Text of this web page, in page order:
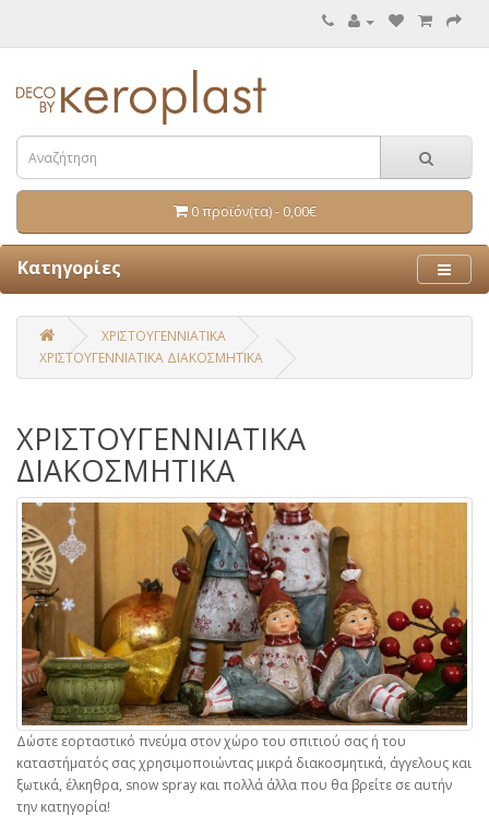
0 προϊόν(τα) - 0,00€
Κατηγορίες
ΧΡΙΣΤΟΥΓΕΝΝΙΑΤΙΚΑ
ΧΡΙΣΤΟΥΓΕΝΝΙΑΤΙΚΑ ΔΙΑΚΟΣΜΗΤΙΚΑ
ΧΡΙΣΤΟΥΓΕΝΝΙΑΤΙΚΑ
ΔΙΑΚΟΣΜΗΤΙΚΑ
Δώστε εορταστικό πνεύμα στον χώρο του σπιτιού σας ή του
καταστήματός σας χρησιμοποιώντας μικρά διακοσμητικά, άγγελους και
ξωτικά, έλκηθρα, snow spray και πολλά άλλα που θα βρείτε σε αυτήν
την κατηγορία!